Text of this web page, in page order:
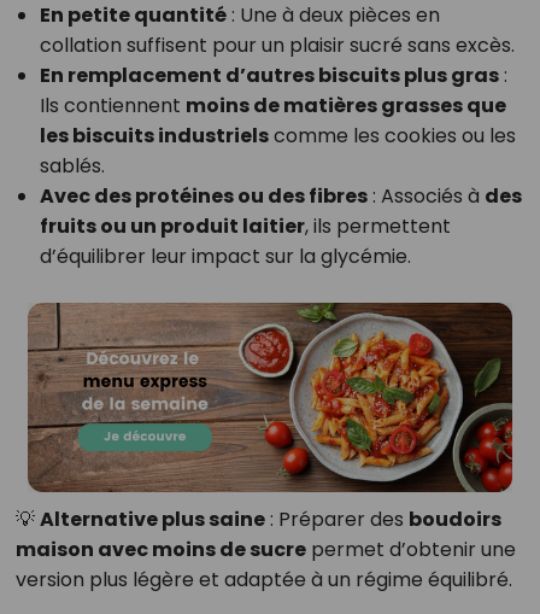
En petite quantité: Une à deux pièces en
collation suffisent pour un plaisir sucré sans excès.
En remplacement d’autres biscuits plus gras:
Ils contiennent moins de matières grasses que
les biscuits industrielscomme les cookies ou les
sablés.
Avec des protéines ou des fibres: Associés à des
fruits ou un produit laitier, ils permettent
d’équilibrer leur impact sur la glycémie.
💡Alternative plus saine: Préparer des boudoirs
maison avec moins de sucrepermet d’obtenir une
version plus légère et adaptée à un régime équilibré.